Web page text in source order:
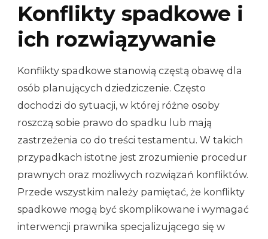
Konflikty spadkowe i
ich rozwiązywanie
Konflikty spadkowe stanowią częstą obawę dla
osób planujących dziedziczenie. Często
dochodzi do sytuacji, w której różne osoby
roszczą sobie prawo do spadku lub mają
zastrzeżenia co do treści testamentu. W takich
przypadkach istotne jest zrozumienie procedur
prawnych oraz możliwych rozwiązań konfliktów.
Przede wszystkim należy pamiętać, że konflikty
spadkowe mogą być skomplikowane i wymagać
interwencji prawnika specjalizującego się w